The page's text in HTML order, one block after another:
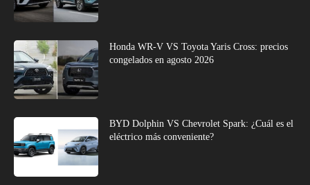
Honda WR-V VS Toyota Yaris Cross: precios
congelados en agosto 2026
BYD Dolphin VS Chevrolet Spark: ¿Cuál es el
eléctrico más conveniente?